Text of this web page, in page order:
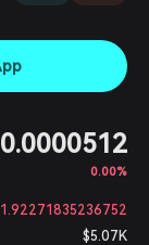
o momento, o
0.0000512
0.00%
1.92271835236752
$5.07K